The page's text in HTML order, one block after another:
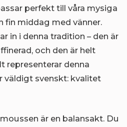
perfekt till våra mysiga
fin middag med vänner.
in i denna tradition – den är
och den är helt
representerar denna
väldigt svenskt: kvalitet
är en balansakt. Du